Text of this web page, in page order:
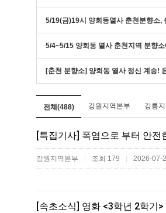
5/19(금)19시 양회동열사 춘천분향소,
5/4~5/15 양회동 열사 춘천지역 분향
[춘천 분향소] 양회동 열사 정신 계승!
전체(488) 강원지역본부 강릉
[특집기사] 폭염으로 부터 안전
강원지역본부 | 조회 179 | 2026-07-
[속초소식] 영화 <3학년 2학기